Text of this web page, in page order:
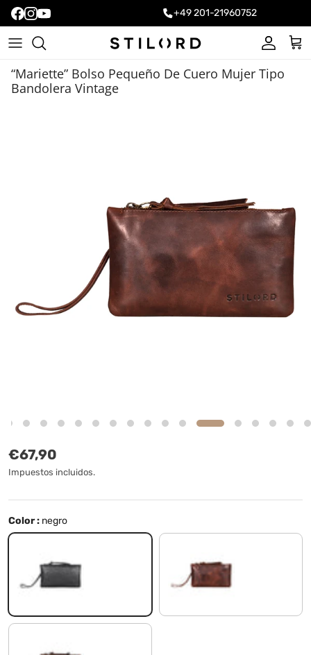
+49 201-21960752
Cuenta
“Mariette” Bolso Pequeño De Cuero Mujer Tipo
Bandolera Vintage
Precio normal
€67,90
Impuestos incluidos.
Color : negro
negro roma - cognac